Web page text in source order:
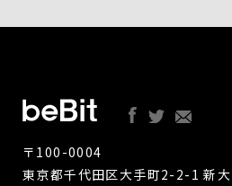
〒100-0004
東京都千代田区大手町2-2-1 新